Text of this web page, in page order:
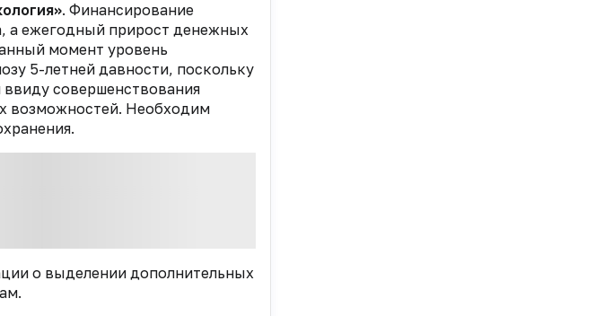
. Финансирование
а ежегодный прирост денежных
момент уровень
5-летней давности, поскольку
совершенствования
возможностей. Необходим
о выделении дополнительных